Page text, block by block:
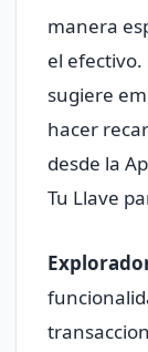
manera
el
sugiere
hacer
desde la
Tu Llave